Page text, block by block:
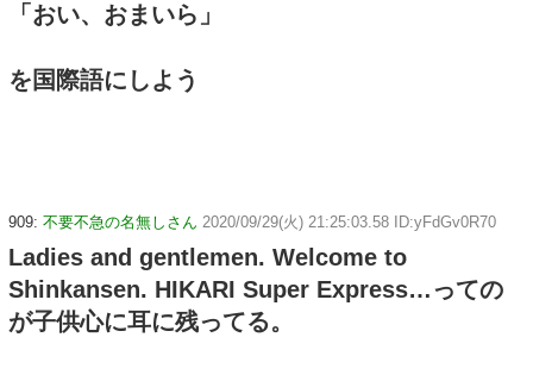
「おい、おまいら」
を国際語にしよう
909: 不要不急の名無しさん 2020/09/29(火) 21:25:03.58 ID:yFdGv0R70
Ladies and gentlemen. Welcome to
Shinkansen. HIKARI Super Express…っての
が子供心に耳に残ってる。